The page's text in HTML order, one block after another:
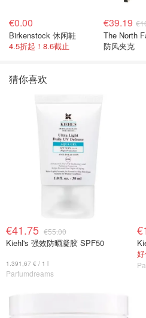
€0.00
Birkenstock 休闲鞋
4.5折起！8.6截止
€39.19
The North
防风夹克
猜你喜欢
€41.75 €55.00
Kiehl's 强效防晒凝胶 SPF50
1.391,67 € / 1 l
Parfumdreams